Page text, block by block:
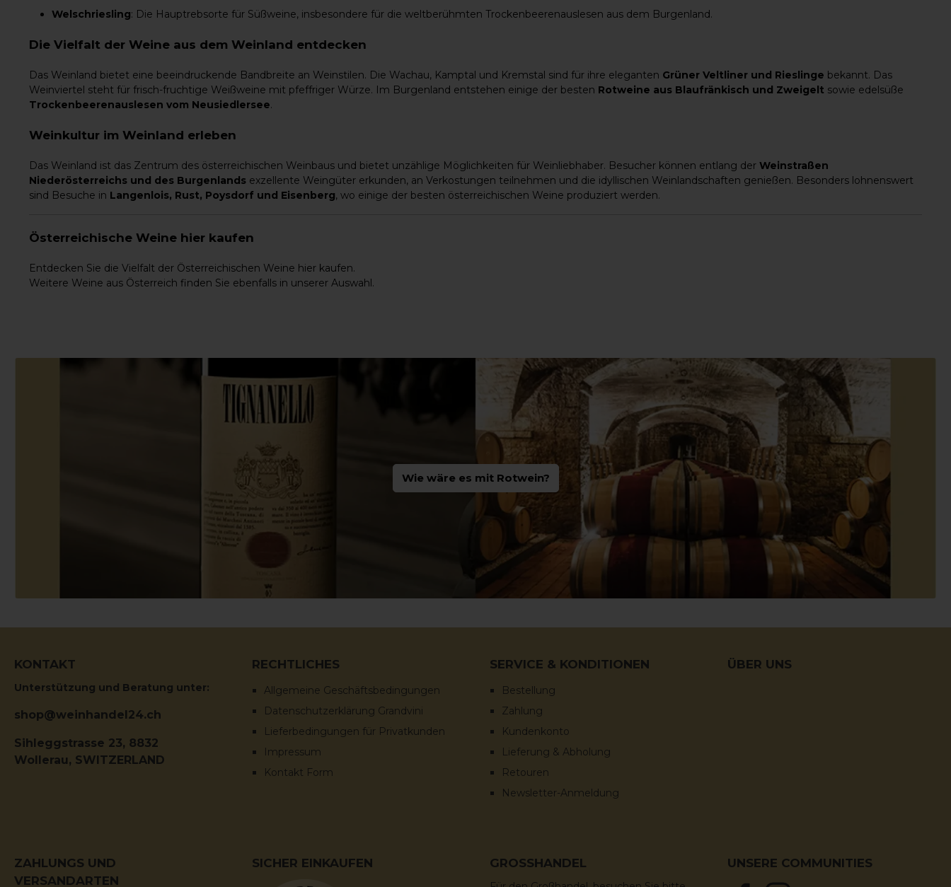
Welschriesling: Die Hauptrebsorte für Süßweine, insbesondere für die weltberühmten Trockenbeerenauslesen aus dem Burgenland.
Die Vielfalt der Weine aus dem Weinland entdecken
Das Weinland bietet eine beeindruckende Bandbreite an Weinstilen. Die Wachau, Kamptal und Kremstal sind für ihre eleganten Grüner Veltliner und Rieslinge bekannt. Das
Weinviertel steht für frisch-fruchtige Weißweine mit pfeffriger Würze. Im Burgenland entstehen einige der besten Rotweine aus Blaufränkisch und Zweigelt sowie edelsüße
Trockenbeerenauslesen vom Neusiedlersee.
Weinkultur im Weinland erleben
Das Weinland ist das Zentrum des österreichischen Weinbaus und bietet unzählige Möglichkeiten für Weinliebhaber. Besucher können entlang der Weinstraßen
Niederösterreichs und des Burgenlands exzellente Weingüter erkunden, an Verkostungen teilnehmen und die idyllischen Weinlandschaften genießen. Besonders lohnenswert
sind Besuche in Langenlois, Rust, Poysdorf und Eisenberg, wo einige der besten österreichischen Weine produziert werden.
Österreichische Weine hier kaufen
Entdecken Sie die Vielfalt der Österreichischen Weine hier kaufen.
Weitere Weine aus Österreich finden Sie ebenfalls in unserer Auswahl.
Wie wäre es mit Rotwein?
KONTAKT
Unterstützung und Beratung unter:
shop@weinhandel24.ch
Sihleggstrasse 23, 8832
Wollerau, SWITZERLAND
RECHTLICHES
Allgemeine Geschäftsbedingungen
Datenschutzerklärung Grandvini
Lieferbedingungen für Privatkunden
Impressum
Kontakt Form
SERVICE & KONDITIONEN
Bestellung
Zahlung
Kundenkonto
Lieferung & Abholung
Retouren
Newsletter-Anmeldung
ÜBER UNS
ZAHLUNGS UND
VERSANDARTEN
SICHER EINKAUFEN GROSSHANDEL UNSERE COMMUNITIES